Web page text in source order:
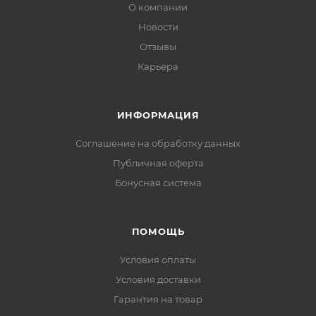
О компании
Новости
Отзывы
Карьера
ИНФОРМАЦИЯ
Соглашение на обработку данных
Публичная оферта
Бонусная система
ПОМОЩЬ
Условия оплаты
Условия доставки
Гарантия на товар